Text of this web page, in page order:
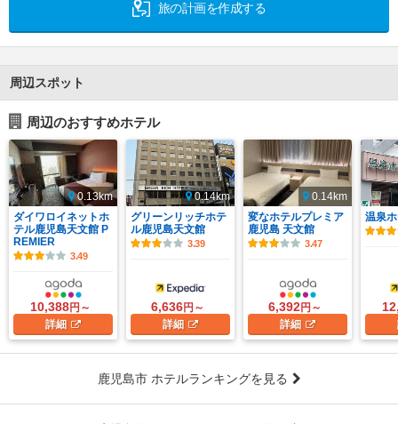
旅の計画を作成する
周辺スポット
周辺のおすすめホテル
0.13km
ダイワロイネットホ
テル鹿児島天文館 P
REMIER
3.49
10,388円～
詳細
0.14km
グリーンリッチホテ
ル鹿児島天文館
3.39
6,636円～
詳細
0.14km
変なホテルプレミア
鹿児島 天文館
3.47
6,392円～
詳細
温泉
鹿児島市 ホテルランキングを見る